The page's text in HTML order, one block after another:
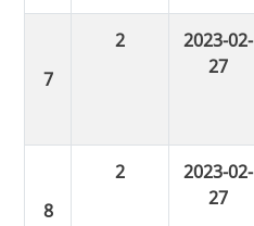
2
2023-02-
27
2
2023-02-
27